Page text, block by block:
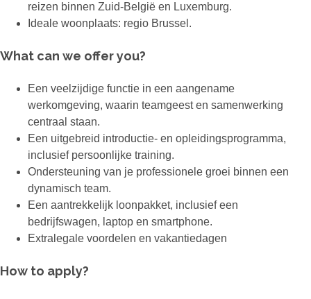
reizen binnen Zuid-België en Luxemburg.
Ideale woonplaats: regio Brussel.
What can we offer you?
Een veelzijdige functie in een aangename
werkomgeving, waarin teamgeest en samenwerking
centraal staan.
Een uitgebreid introductie- en opleidingsprogramma,
inclusief persoonlijke training.
Ondersteuning van je professionele groei binnen een
dynamisch team.
Een aantrekkelijk loonpakket, inclusief een
bedrijfswagen, laptop en smartphone.
Extralegale voordelen en vakantiedagen
How to apply?